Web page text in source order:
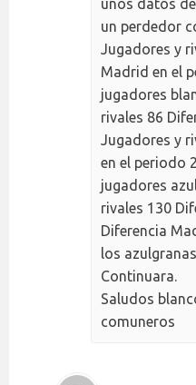
unos datos de
un perdedor
Jugadores y
Madrid en el
jugadores
rivales 86
Jugadores y
en el periodo
jugadores
rivales 130
Diferencia
los azulgranas
Continuara.
Saludos
comuneros